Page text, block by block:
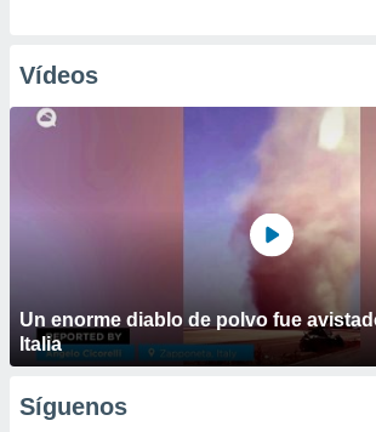
Vídeos
Un enorme diablo de polvo fue
Italia
Síguenos